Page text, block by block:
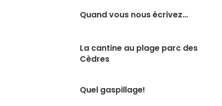
Quand vous nous écrivez…
La cantine au plage parc des
Cèdres
Quel gaspillage!